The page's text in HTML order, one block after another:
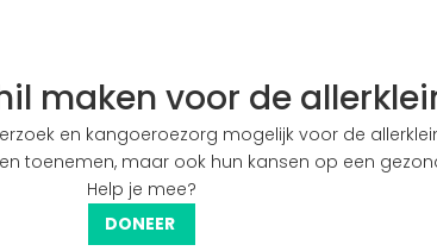
maken voor de
en kangoeroezorg mogelijk voor de
toenemen, maar ook hun kansen op een
Help je mee?
DONEER